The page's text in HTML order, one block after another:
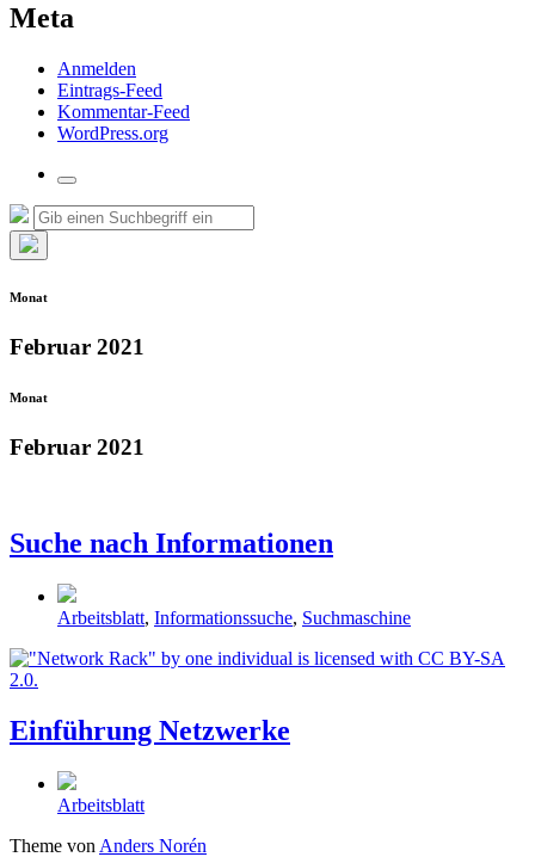
Meta
Anmelden
Eintrags-Feed
Kommentar-Feed
WordPress.org
Suchfeld
umschalten
Suche
nach:
Suchen
Such-
verbergen
Monat
Februar 2021
Monat
Februar 2021
Suche nach Informationen
Schlagwörter
Arbeitsblatt, Informationssuche, Suchmaschine
Einführung Netzwerke
Schlagwörter
Arbeitsblatt
Theme von Anders Norén